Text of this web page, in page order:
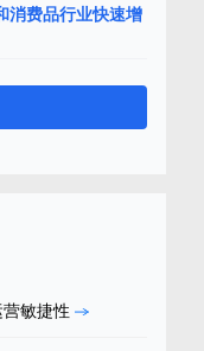
消费品行业快速增
敏捷性